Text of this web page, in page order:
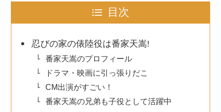
目次
忍びの家の俵陸役は番家天嵩!
番家天嵩のプロフィール
ドラマ・映画に引っ張りだこ
CM出演がすごい！
番家天嵩の兄弟も子役として活躍中